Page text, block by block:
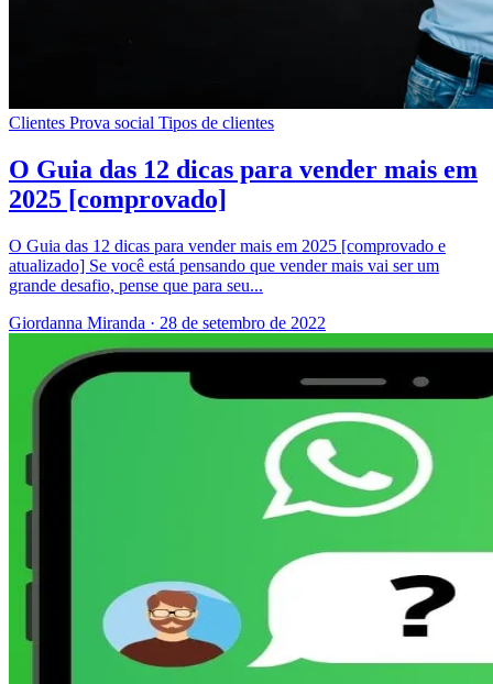
Clientes Prova social Tipos de clientes
O Guia das 12 dicas para vender mais em
2025 [comprovado]
O Guia das 12 dicas para vender mais em 2025 [comprovado e
atualizado] Se você está pensando que vender mais vai ser um
grande desafio, pense que para seu...
Giordanna Miranda · 28 de setembro de 2022